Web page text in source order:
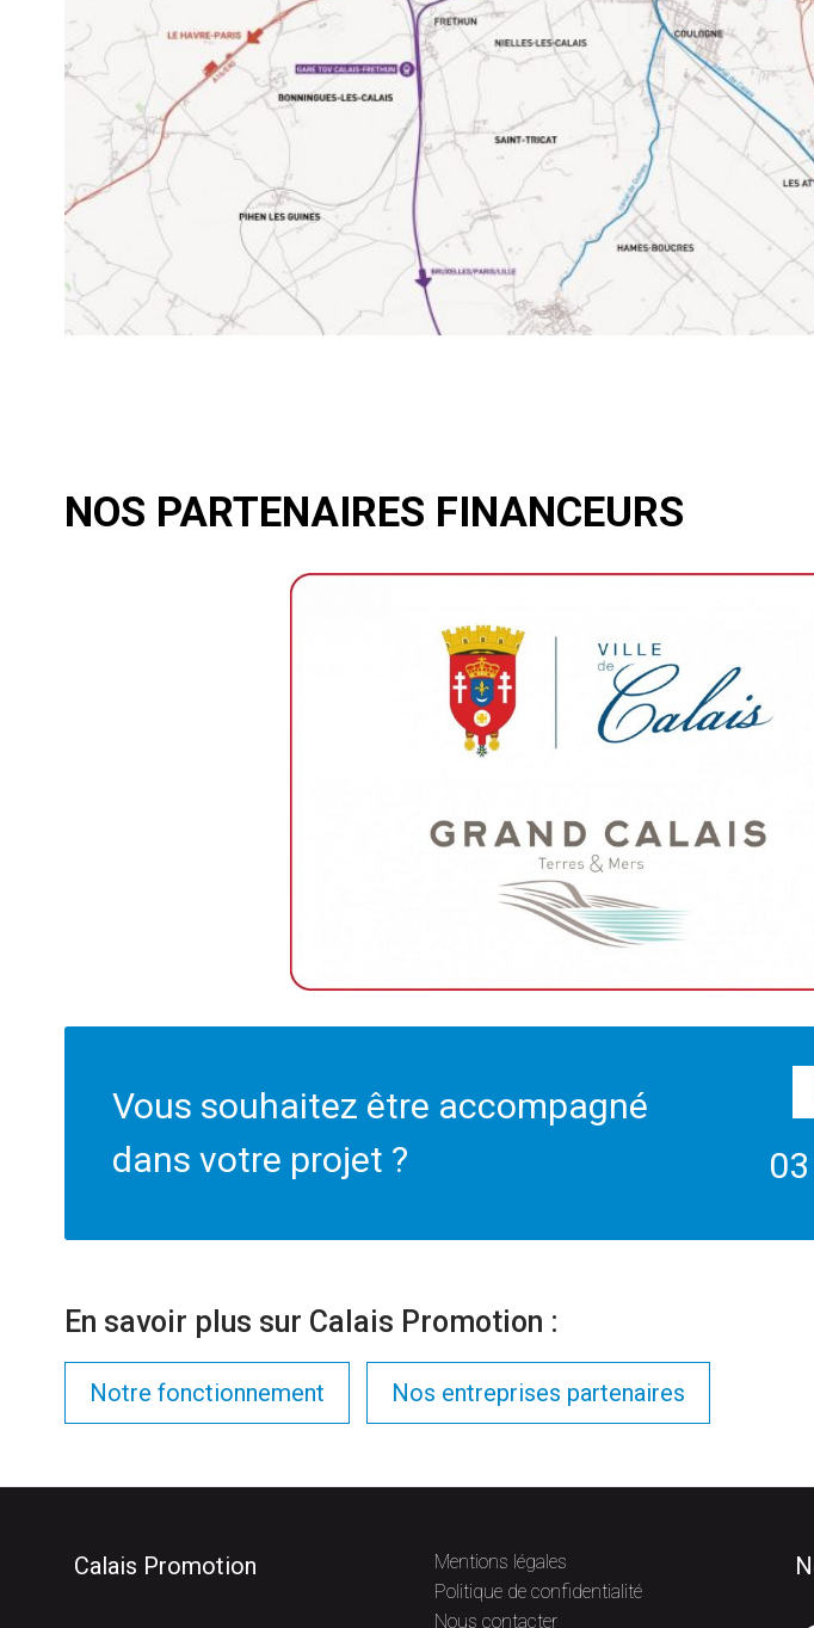
NOS PARTENAIRES FINANCEURS
Vous souhaitez être accompagné
dans votre projet ?
En savoir plus sur Calais Promotion :
Notre fonctionnement Nos entreprises partenaires
Calais Promotion
Mentions légales
Politique de confidentialité
Nous contacter